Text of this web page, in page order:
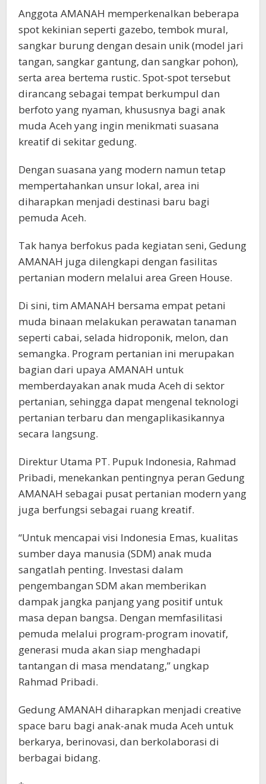
Anggota AMANAH memperkenalkan beberapa
spot kekinian seperti gazebo, tembok mural,
sangkar burung dengan desain unik (model jari
tangan, sangkar gantung, dan sangkar pohon),
serta area bertema rustic. Spot-spot tersebut
dirancang sebagai tempat berkumpul dan
berfoto yang nyaman, khususnya bagi anak
muda Aceh yang ingin menikmati suasana
kreatif di sekitar gedung.
Dengan suasana yang modern namun tetap
mempertahankan unsur lokal, area ini
diharapkan menjadi destinasi baru bagi
pemuda Aceh.
Tak hanya berfokus pada kegiatan seni, Gedung
AMANAH juga dilengkapi dengan fasilitas
pertanian modern melalui area Green House.
Di sini, tim AMANAH bersama empat petani
muda binaan melakukan perawatan tanaman
seperti cabai, selada hidroponik, melon, dan
semangka. Program pertanian ini merupakan
bagian dari upaya AMANAH untuk
memberdayakan anak muda Aceh di sektor
pertanian, sehingga dapat mengenal teknologi
pertanian terbaru dan mengaplikasikannya
secara langsung.
Direktur Utama PT. Pupuk Indonesia, Rahmad
Pribadi, menekankan pentingnya peran Gedung
AMANAH sebagai pusat pertanian modern yang
juga berfungsi sebagai ruang kreatif.
“Untuk mencapai visi Indonesia Emas, kualitas
sumber daya manusia (SDM) anak muda
sangatlah penting. Investasi dalam
pengembangan SDM akan memberikan
dampak jangka panjang yang positif untuk
masa depan bangsa. Dengan memfasilitasi
pemuda melalui program-program inovatif,
generasi muda akan siap menghadapi
tantangan di masa mendatang,” ungkap
Rahmad Pribadi.
Gedung AMANAH diharapkan menjadi creative
space baru bagi anak-anak muda Aceh untuk
berkarya, berinovasi, dan berkolaborasi di
berbagai bidang.